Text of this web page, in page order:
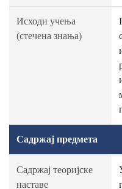
Исходи учења
(стечена знања)
Садржај предмета
Садржај теоријске
наставе